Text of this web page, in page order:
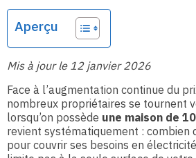
Aperçu
Mis à jour le 12 janvier 2026
Face à l’augmentation continue du
nombreux propriétaires se tournent
lorsqu’on possède une maison de
revient systématiquement : combien
pour couvrir ses besoins en